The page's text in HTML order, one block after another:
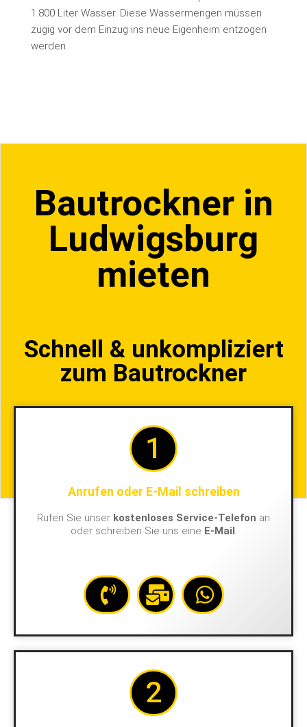
1.800 Liter Wasser. Diese Wassermengen müssen
zügig vor dem Einzug ins neue Eigenheim entzogen
werden.
Bautrockner in
Ludwigsburg
mieten
Schnell & unkompliziert
zum Bautrockner
1
Anrufen oder E-Mail schreiben
Rufen Sie unser kostenloses Service-Telefon an
oder schreiben Sie uns eine E-Mail.
2